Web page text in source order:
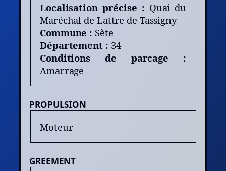
Localisation précise : Quai du
Maréchal de Lattre de Tassigny
Commune : Sète
Département : 34
Conditions de parcage :
Amarrage
PROPULSION
Moteur
GREEMENT